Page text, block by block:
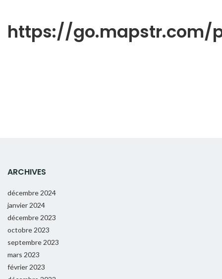
https://go.mapstr.com/
ARCHIVES
décembre 2024
janvier 2024
décembre 2023
octobre 2023
septembre 2023
mars 2023
février 2023